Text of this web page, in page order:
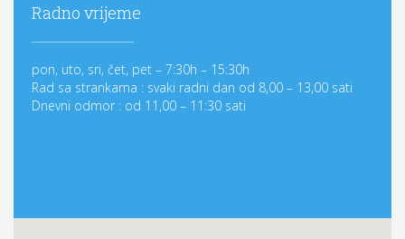
Radno vrijeme
pon, uto, sri, čet, pet – 7:30h – 15:30h
Rad sa strankama : svaki radni dan od 8,00 – 13,00 sati
Dnevni odmor : od 11,00 – 11:30 sati